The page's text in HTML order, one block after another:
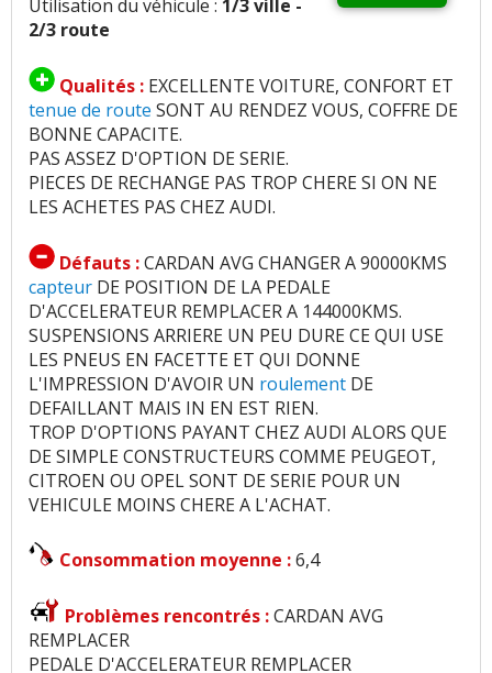
Utilisation du véhicule : 1/3 ville -
2/3 route
Qualités : EXCELLENTE VOITURE, CONFORT ET
tenue de route SONT AU RENDEZ VOUS, COFFRE DE
BONNE CAPACITE.
PAS ASSEZ D'OPTION DE SERIE.
PIECES DE RECHANGE PAS TROP CHERE SI ON NE
LES ACHETES PAS CHEZ AUDI.
Défauts :CARDAN AVG CHANGER A 90000KMS
capteur DE POSITION DE LA PEDALE
D'ACCELERATEUR REMPLACER A 144000KMS.
SUSPENSIONS ARRIERE UN PEU DURE CE QUI USE
LES PNEUS EN FACETTE ET QUI DONNE
L'IMPRESSION D'AVOIR UN roulement DE
DEFAILLANT MAIS IN EN EST RIEN.
TROP D'OPTIONS PAYANT CHEZ AUDI ALORS QUE
DE SIMPLE CONSTRUCTEURS COMME PEUGEOT,
CITROEN OU OPEL SONT DE SERIE POUR UN
VEHICULE MOINS CHERE A L'ACHAT.
Consommation moyenne :6,4
Problèmes rencontrés :CARDAN AVG
REMPLACER
PEDALE D'ACCELERATEUR REMPLACER